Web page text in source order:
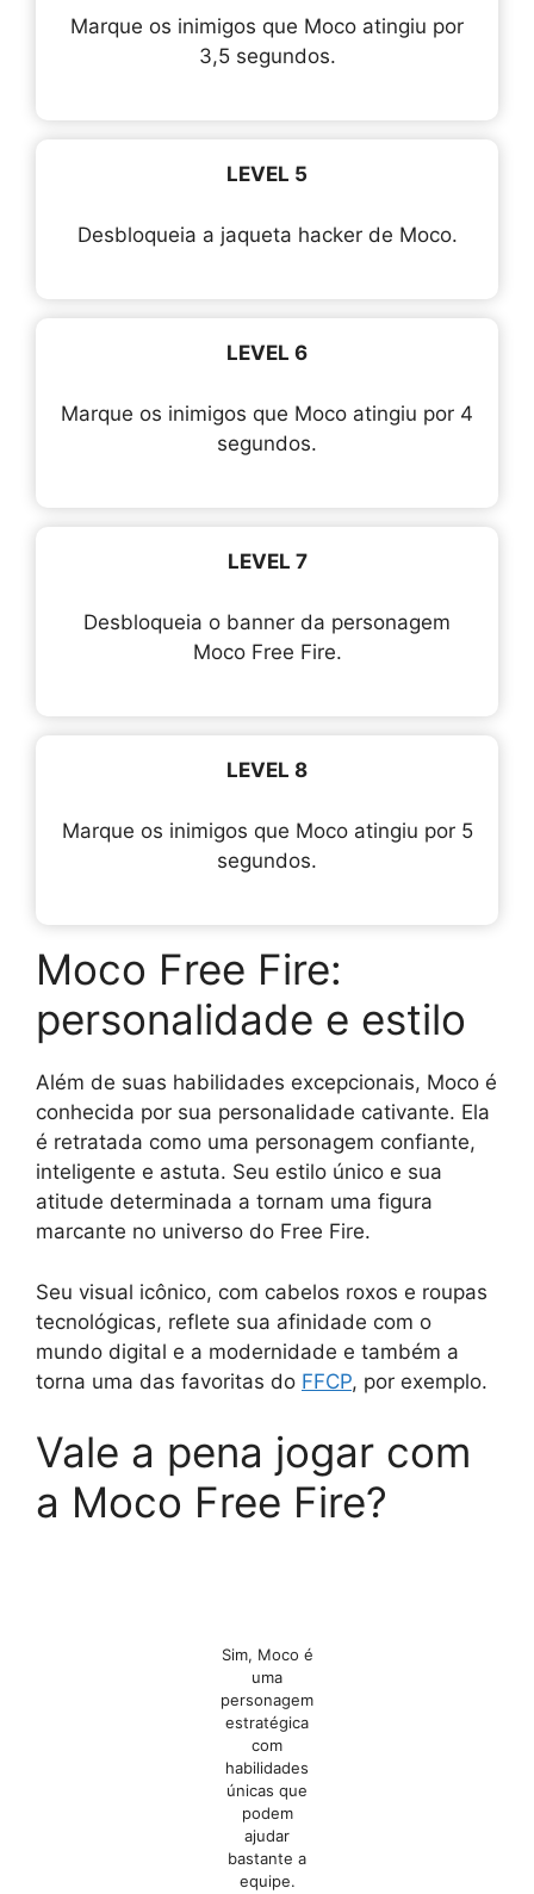
Marque os inimigos que Moco atingiu por
3,5 segundos.
LEVEL 5
Desbloqueia a jaqueta hacker de Moco.
LEVEL 6
Marque os inimigos que Moco atingiu por 4
segundos.
LEVEL 7
Desbloqueia o banner da personagem
Moco Free Fire.
LEVEL 8
Marque os inimigos que Moco atingiu por 5
segundos.
Moco Free Fire:
personalidade e estilo
Além de suas habilidades excepcionais, Moco é
conhecida por sua personalidade cativante. Ela
é retratada como uma personagem confiante,
inteligente e astuta. Seu estilo único e sua
atitude determinada a tornam uma figura
marcante no universo do Free Fire.
Seu visual icônico, com cabelos roxos e roupas
tecnológicas, reflete sua afinidade com o
mundo digital e a modernidade e também a
torna uma das favoritas do FFCP, por exemplo.
Vale a pena jogar com
a Moco Free Fire?
Sim, Moco é
uma
personagem
estratégica
com
habilidades
únicas que
podem
ajudar
bastante a
equipe.